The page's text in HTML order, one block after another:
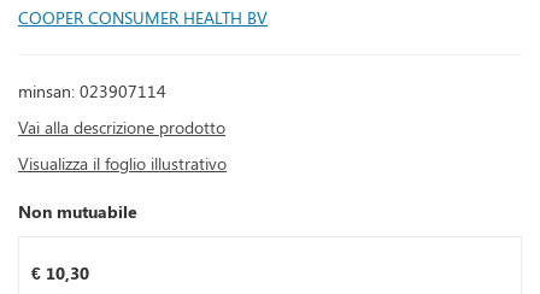
COOPER CONSUMER HEALTH BV
minsan: 023907114
Vai alla descrizione prodotto
Visualizza il foglio illustrativo
Non mutuabile
Prezzo
€ 10,30